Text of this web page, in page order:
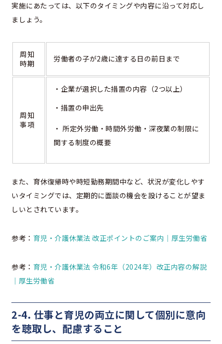
実施にあたっては、以下のタイミングや内容に沿って対応し
ましょう。
周知
時期
労働者の子が2歳に達する日の前日まで
周知
事項
・企業が選択した措置の内容（2つ以上）
・措置の申出先
・ 所定外労働・時間外労働・深夜業の制限に
関する制度の概要
また、育休復帰時や時短勤務期間中など、状況が変化しやす
いタイミングでは、定期的に面談の機会を設けることが望ま
しいとされています。
参考： 育児・介護休業法 改正ポイントのご案内｜厚生労働省
参考： 育児・介護休業法 令和6年（2024年）改正内容の解説
｜厚生労働省
2-4. 仕事と育児の両立に関して個別に意向
を聴取し、配慮すること